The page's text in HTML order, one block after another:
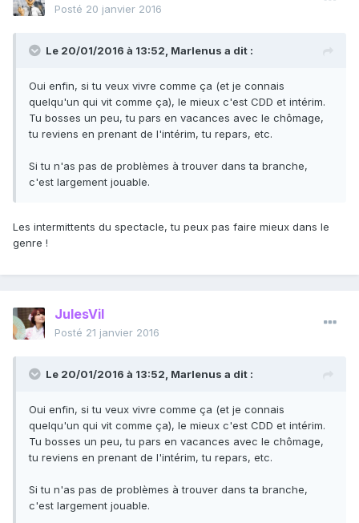
Posté 20 janvier 2016
Le 20/01/2016 à 13:52, Marlenus a dit :
Oui enfin, si tu veux vivre comme ça (et je connais
quelqu'un qui vit comme ça), le mieux c'est CDD et intérim.
Tu bosses un peu, tu pars en vacances avec le chômage,
tu reviens en prenant de l'intérim, tu repars, etc.
Si tu n'as pas de problèmes à trouver dans ta branche,
c'est largement jouable.
Les intermittents du spectacle, tu peux pas faire mieux dans le
genre !
JulesVil
Posté 21 janvier 2016
Le 20/01/2016 à 13:52, Marlenus a dit :
Oui enfin, si tu veux vivre comme ça (et je connais
quelqu'un qui vit comme ça), le mieux c'est CDD et intérim.
Tu bosses un peu, tu pars en vacances avec le chômage,
tu reviens en prenant de l'intérim, tu repars, etc.
Si tu n'as pas de problèmes à trouver dans ta branche,
c'est largement jouable.